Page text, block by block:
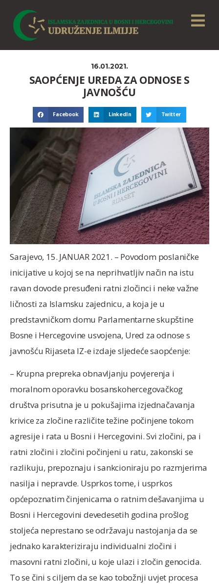
16.01.2021.
SAOPĆENJE UREDA ZA ODNOSE S
JAVNOŠĆU
Facebook LinkedIn Twitter
Sarajevo, 15. JANUAR 2021. – Povodom poslaničke
inicijative u kojoj se na neprihvatljiv način na istu
ravan dovode presuđeni ratni zločinci i neke važne
ličnosti za Islamsku zajednicu, a koja je u
predstavničkom domu Parlamentarne skupštine
Bosne i Hercegovine usvojena, Ured za odnose s
javnošću Rijaseta IZ-e izdaje sljedeće saopćenje:
– Krupna prepreka obnavljanju povjerenja i
moralnom oporavku bosanskohercegovačkog
društva prisutna je u pokušajima izjednačavanja
krivice za zločine različite težine počinjene tokom
agresije i rata u Bosni i Hercegovini. Svi zločini, pa i
ratni zločini i zločini počinjeni u ratu, zakonski se
razlikuju, prepoznaju i sankcioniraju po razmjerima
nasilja i nepravde. Usprkos tome, i usprkos
općepoznatim činjenicama o ratnim dešavanjima u
Bosni i Hercegovini devedesetih godina prošlog
stoljeća neprestano se održavaju nastojanja da se
jednako karakteriziraju individualni zločini i
masovni ratni zločini, u koje ulazi i zločin genocida.
To se čini s ciljem da se kao tobožnji uvjet procesa